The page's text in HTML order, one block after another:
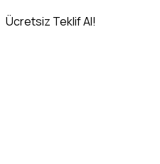
Ücretsiz Teklif Al!